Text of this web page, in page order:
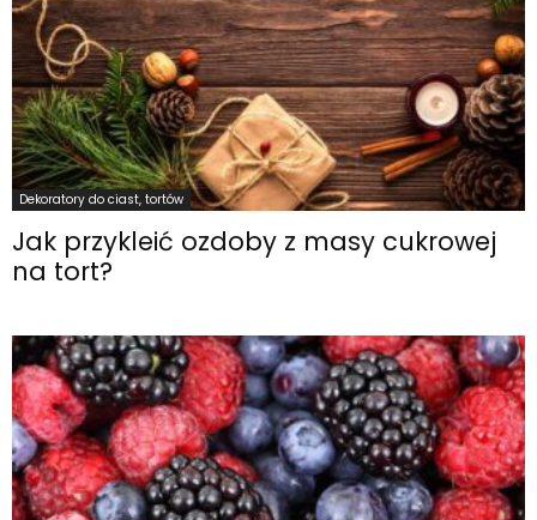
Dekoratory do ciast, tortów
Jak przykleić ozdoby z masy cukrowej
na tort?